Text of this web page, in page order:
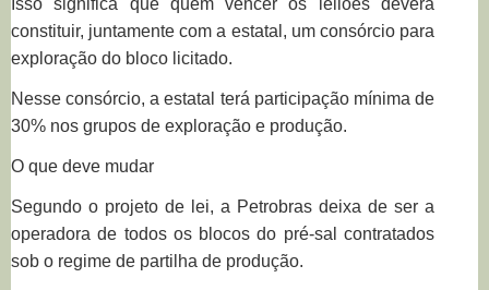
constituir, juntamente com a estatal, um consórcio para
exploração do bloco licitado.
Nesse consórcio, a estatal terá participação mínima de
30% nos grupos de exploração e produção.
O que deve mudar
Segundo o projeto de lei, a Petrobras deixa de ser a
operadora de todos os blocos do pré-sal contratados
sob o regime de partilha de produção.